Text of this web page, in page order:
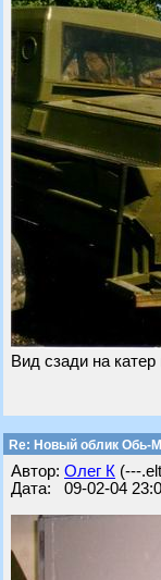
Вид сзади на катер
Re: Новый облик Обь-М
Автор: Олег К (---
Дата: 09-02-04